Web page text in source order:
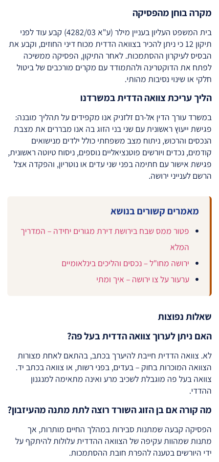
מקרה בוחן מהפסיקה
בית המשפט העליון בעניין מילר (ע"א 4282/03) קבע עוד לפני
תיקון 12 כי ניתן להכיר בצוואה הדדית מכוח דיני החוזים, וקבע את
הבסיס לעיקרון ההסתמכות. לאחר התיקון, הפסיקה ממשיכה
לפתח את הדוקטרינה ולהתמודד עם מקרים מורכבים של ביטול
חלקי או שינוי נסיבות מהותי.
הליך עריכת צוואה הדדית במשרדנו
במשרד עורך הדין אל-רם זלזניק אנו מקפידים על תהליך מובנה:
פגישת ייעוץ ראשונית עם שני בני הזוג בה אנו מבררים את מצבת
הנכסים והרכוש, ניתוח מצב משפחתי כולל ילדים מנישואים
קודמים, נכדים ויורשים פוטנציאליים נוספים, ניסוח טיוטה ראשונית,
פגישת אישור עם חתימה בפני שני עדים או נוטריון, והפקדה אצל
הרשם לענייני ירושה.
מאמרים קשורים בנושא
פטור ממס שבח בירושת דירת מגורים יחידה – המדריך
המלא
ירושה מחו"ל – נכסים והליכים בינלאומיים
ערעור על צו ירושה – איך ומתי
שאלות נפוצות
האם ניתן לערוך צוואה הדדית בעל פה?
לא. צוואה הדדית חייבת להיערך בכתב, בהתאם לאחת מצורות
הצוואה המוכרות בחוק – בעדים, בפני רשות, או צוואה בכתב יד.
צוואה בעל פה מוגבלת לשכיב מרע ואינה מתאימה למנגנון
ההדדי.
מה קורה אם בן הזוג השורד רוצה לתת מתנה מהעיזבון?
הפסיקה קבעה שמתנות סבירות במהלך החיים מותרות, אך
מתנות שמהוות עקיפה של הצוואה ההדדית עלולות להיתקף על
ידי היורשים בטענה להפרת חובת ההסתמכות.